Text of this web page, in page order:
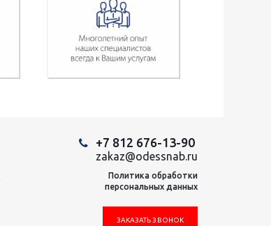
+7 812 676-13-90
zakaz@odessnab.ru
Политика обработки
персональных данных
ЗАКАЗАТЬ ЗВОНОК